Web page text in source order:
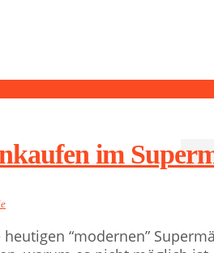
im
“modernen”